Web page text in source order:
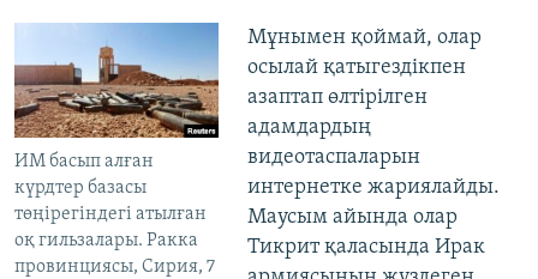
ИМ басып алған
күрдтер базасы
төңірегіндегі атылған
оқ гильзалары. Ракка
провинциясы, Сирия, 7
Мұнымен қоймай, олар
осылай қатыгездікпен
азаптап өлтірілген
адамдардың
видеотаспаларын
интернетке жариялайды.
Маусым айында олар
Тикрит қаласында Ирак